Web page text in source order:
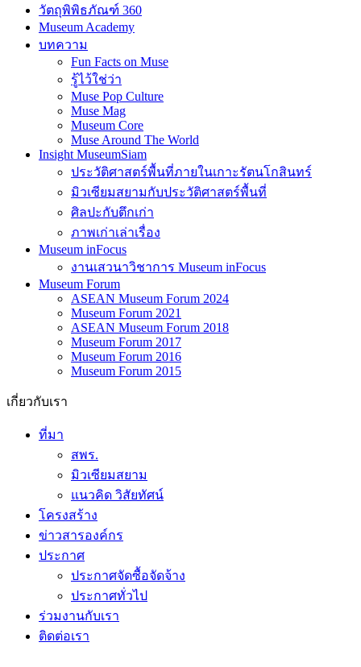
วัตถุพิพิธภัณฑ์ 360
Museum Academy
บทความ
Fun Facts on Muse
รู้ไว้ใช่ว่า
Muse Pop Culture
Muse Mag
Museum Core
Muse Around The World
Insight MuseumSiam
ประวัติศาสตร์พื้นที่ภายในเกาะรัตนโกสินทร์
มิวเซียมสยามกับประวัติศาสตร์พื้นที่
ศิลปะกับตึกเก่า
ภาพเก่าเล่าเรื่อง
Museum inFocus
งานเสวนาวิชาการ Museum inFocus
Museum Forum
ASEAN Museum Forum 2024
Museum Forum 2021
ASEAN Museum Forum 2018
Museum Forum 2017
Museum Forum 2016
Museum Forum 2015
เกี่ยวกับเรา
ที่มา
สพร.
มิวเซียมสยาม
แนวคิด วิสัยทัศน์
โครงสร้าง
ข่าวสารองค์กร
ประกาศ
ประกาศจัดซื้อจัดจ้าง
ประกาศทั่วไป
ร่วมงานกับเรา
ติดต่อเรา